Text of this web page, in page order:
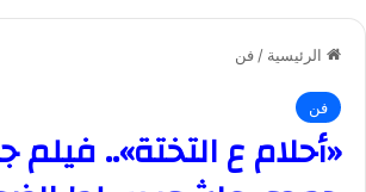
الرئيسية / فن
فن
«أحلام ع التختة».. فيلم